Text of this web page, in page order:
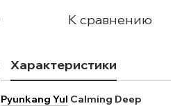
К сравнению
Характеристики
Pyunkang Yul Calming Deep